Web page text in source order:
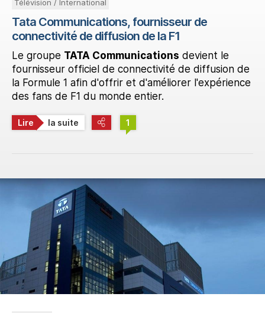
Télévision / International
Tata Communications, fournisseur de
connectivité de diffusion de la F1
Le groupe TATA Communications devient le
fournisseur officiel de connectivité de diffusion de
la Formule 1 afin d'offrir et d'améliorer l'expérience
des fans de F1 du monde entier.
Lire la suite 1